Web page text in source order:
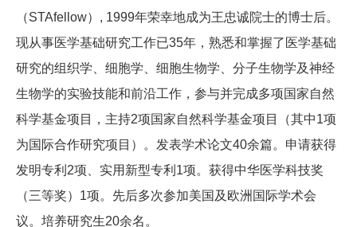
（STAfellow）, 1999年荣幸地成为王忠诚院士的博士后。
现从事医学基础研究工作已35年，熟悉和掌握了医学基础
研究的组织学、细胞学、细胞生物学、分子生物学及神经
生物学的实验技能和前沿工作，参与并完成多项国家自然
科学基金项目，主持2项国家自然科学基金项目（其中1项
为国际合作研究项目）。发表学术论文40余篇。申请获得
发明专利2项、实用新型专利1项。获得中华医学科技奖
（三等奖）1项。先后多次参加美国及欧洲国际学术会
议。培养研究生20余名。